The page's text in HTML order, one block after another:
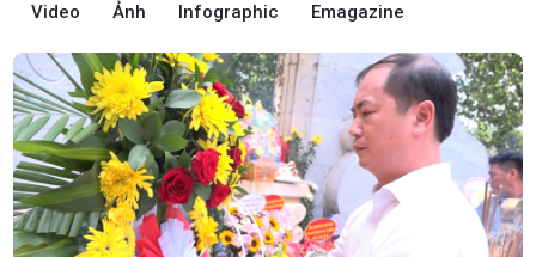
Video Ảnh Infographic Emagazine